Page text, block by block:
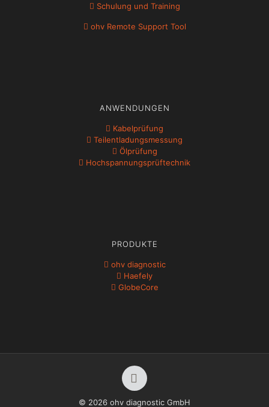
Schulung und Training
ohv Remote Support Tool
ANWENDUNGEN
Kabelprüfung
Teil­ent­ladungs­messung
Ölprüfung
Hochspannungs­prüftechnik
PRODUKTE
ohv diagnostic
Haefely
GlobeCore
© 2026 ohv diagnostic GmbH